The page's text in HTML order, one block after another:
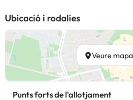
Ubicació i rodalies
Veure mapa
Punts forts de l'allotjament